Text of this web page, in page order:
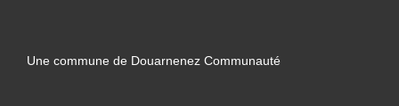
Une commune de Douarnenez Communauté